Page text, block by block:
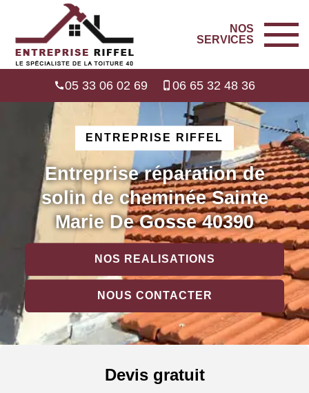
NOS
SERVICES
05 33 06 02 69 06 65 32 48 36
ENTREPRISE RIFFEL
Entreprise réparation de
solin de cheminée Sainte
Marie De Gosse 40390
NOS REALISATIONS
NOUS CONTACTER
Devis gratuit